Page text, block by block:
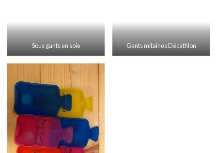
Pour les mains, nous avions aussi des chaufferettes.
manière très rapide…Ce n’est donc clairement pas
un indispensable!
Enfin, les
sacs à viande en soie
fois, dans le van aux USA
couche de chaleur. Mais il ne faut vraiment pas
beaucoup bouger la nuit, on est vite emmêlés dedans!
Raphaël n’a jamais pu dormir avec. Nous ne les avons